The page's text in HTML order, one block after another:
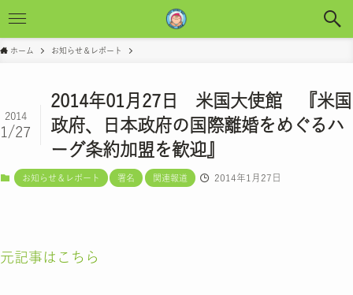
ホーム お知らせ＆レポート
2014年01月27日 米国大使館 『米国
政府、日本政府の国際離婚をめぐるハ
ーグ条約加盟を歓迎』
2014
1/27
お知らせ＆レポート 署名 関連報道 2014年1月27日
元記事はこちら